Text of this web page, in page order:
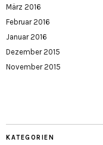
März 2016
Februar 2016
Januar 2016
Dezember 2015
November 2015
KATEGORIEN